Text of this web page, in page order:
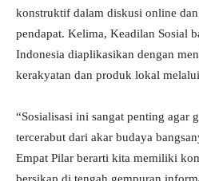
konstruktif dalam diskusi online
pendapat. Kelima, Keadilan Sosial
Indonesia diaplikasikan dengan
kerakyatan dan produk lokal
“Sosialisasi ini sangat penting agar
tercerabut dari akar budaya
Empat Pilar berarti kita memiliki